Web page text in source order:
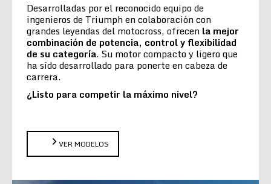
Desarrolladas por el reconocido equipo de
ingenieros de Triumph en colaboración con
grandes leyendas del motocross, ofrecen la mejor
combinación de potencia, control y flexibilidad
de su categoría. Su motor compacto y ligero que
ha sido desarrollado para ponerte en cabeza de
carrera.
¿Listo para competir la máximo nivel?
VER MODELOS